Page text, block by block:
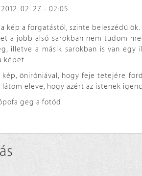
2012. 02. 27. - 02:05
kép a forgatástól, szinte beleszédülök.
a jobb alsó sarokban nem tudom
illetve a másik sarokban is van
képet.
kép, öniróniával, hogy feje tetejére
látom eleve, hogy azért az istenek
geg a fotód.